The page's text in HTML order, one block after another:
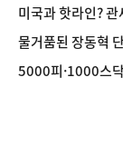
미국과 핫라인?
국 기상대]
물거품된 장동혁
각
5000피·1000스